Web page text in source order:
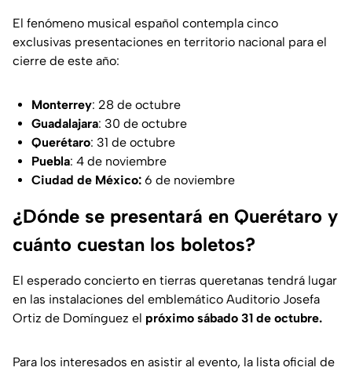
El fenómeno musical español contempla cinco
exclusivas presentaciones en territorio nacional para el
cierre de este año:
Monterrey: 28 de octubre
Guadalajara: 30 de octubre
Querétaro: 31 de octubre
Puebla: 4 de noviembre
Ciudad de México: 6 de noviembre
¿Dónde se presentará en Querétaro y
cuánto cuestan los boletos?
El esperado concierto en tierras queretanas tendrá lugar
en las instalaciones del emblemático Auditorio Josefa
Ortiz de Domínguez el próximo sábado 31 de octubre.
Para los interesados en asistir al evento, la lista oficial de